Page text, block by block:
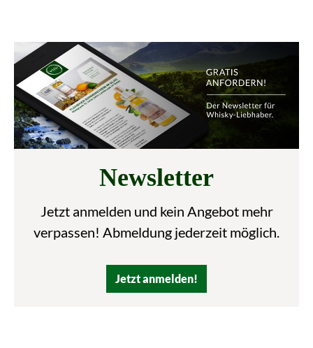
Newsletter
Jetzt anmelden und kein Angebot mehr
verpassen! Abmeldung jederzeit möglich.
Jetzt anmelden!